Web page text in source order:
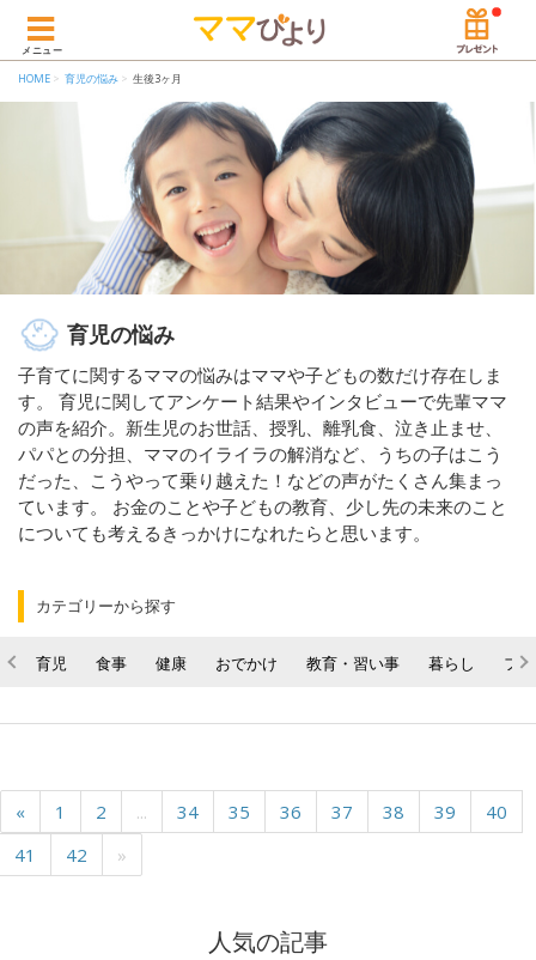
メニュー
HOME 育児の悩み 生後3ヶ月
育児の悩み
子育てに関するママの悩みはママや子どもの数だけ存在しま
す。 育児に関してアンケート結果やインタビューで先輩ママ
の声を紹介。新生児のお世話、授乳、離乳食、泣き止ませ、
パパとの分担、ママのイライラの解消など、うちの子はこう
だった、こうやって乗り越えた！などの声がたくさん集まっ
ています。 お金のことや子どもの教育、少し先の未来のこと
についても考えるきっかけになれたらと思います。
カテゴリーから探す
育児 食事 健康 おでかけ 教育・習い事 暮らし フ
« 1 2 ... 34 35 36 37 38 39
40
41
42 »
人気の記事